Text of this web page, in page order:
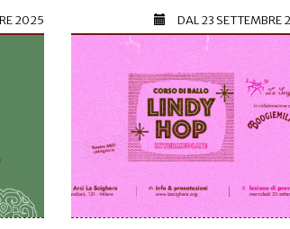
2025 DAL23 SETTEMBRE